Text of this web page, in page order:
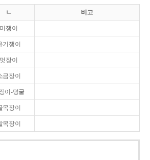
ㄴ 비고
미쟁이
기쟁이
멋장이
금장이
이-덩굴
목장이
목장이